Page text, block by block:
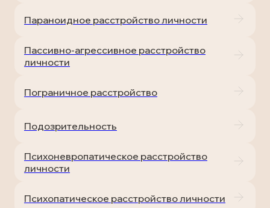
Параноидное расстройство личности
Пассивно-агрессивное расстройство
личности
Пограничное расстройство
Подозрительность
Психоневропатическое расстройство
личности
Психопатическое расстройство личности